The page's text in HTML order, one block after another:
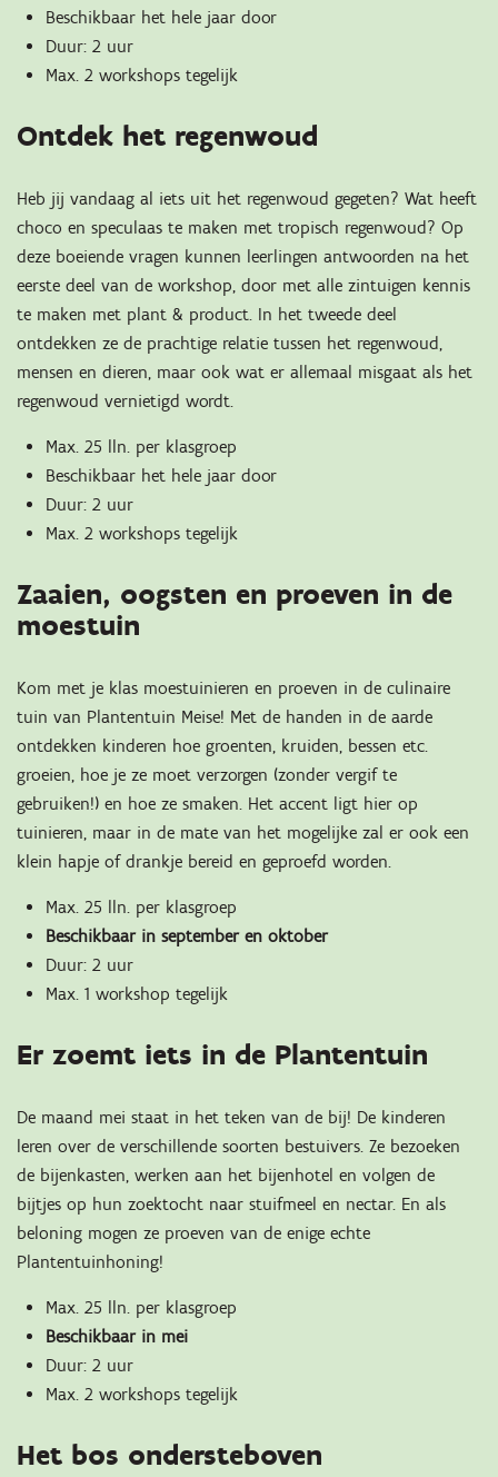
Beschikbaar het hele jaar door
Duur: 2 uur
Max. 2 workshops tegelijk
Ontdek het regenwoud
Heb jij vandaag al iets uit het regenwoud gegeten? Wat heeft
choco en speculaas te maken met tropisch regenwoud? Op
deze boeiende vragen kunnen leerlingen antwoorden na het
eerste deel van de workshop, door met alle zintuigen kennis
te maken met plant & product. In het tweede deel
ontdekken ze de prachtige relatie tussen het regenwoud,
mensen en dieren, maar ook wat er allemaal misgaat als het
regenwoud vernietigd wordt.
Max. 25 lln. per klasgroep
Beschikbaar het hele jaar door
Duur: 2 uur
Max. 2 workshops tegelijk
Zaaien, oogsten en proeven in de
moestuin
Kom met je klas moestuinieren en proeven in de culinaire
tuin van Plantentuin Meise! Met de handen in de aarde
ontdekken kinderen hoe groenten, kruiden, bessen etc.
groeien, hoe je ze moet verzorgen (zonder vergif te
gebruiken!) en hoe ze smaken. Het accent ligt hier op
tuinieren, maar in de mate van het mogelijke zal er ook een
klein hapje of drankje bereid en geproefd worden.
Max. 25 lln. per klasgroep
Beschikbaar in september en oktober
Duur: 2 uur
Max. 1 workshop tegelijk
Er zoemt iets in de Plantentuin
De maand mei staat in het teken van de bij! De kinderen
leren over de verschillende soorten bestuivers. Ze bezoeken
de bijenkasten, werken aan het bijenhotel en volgen de
bijtjes op hun zoektocht naar stuifmeel en nectar. En als
beloning mogen ze proeven van de enige echte
Plantentuinhoning!
Max. 25 lln. per klasgroep
Beschikbaar in mei
Duur: 2 uur
Max. 2 workshops tegelijk
Het bos ondersteboven